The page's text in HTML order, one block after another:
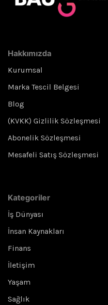
Hakkımızda
Kurumsal
Marka Tescil Belgesi
Blog
(KVKK) Gizlilik Sözleşmesi
Abonelik Sözleşmesi
Mesafeli Satış Sözleşmesi
Kategoriler
İş Dünyası
İnsan Kaynakları
Finans
İletişim
Yaşam
Sağlık